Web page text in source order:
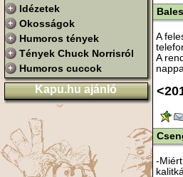
Idézetek
Okosságok
Humoros tények
Tények Chuck Norrisról
Humoros cuccok
Kapu.hu ajánló
A
A
-